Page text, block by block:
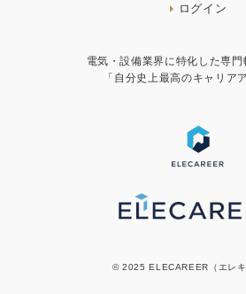
ログイン
電気・設備業界に特化した専門
「自分史上最高のキャリア
© 2025 ELECAREER（エレキ